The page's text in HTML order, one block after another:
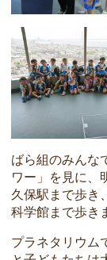
ばら組のみんな
ワー」を見に、
久保駅まで歩き
科学館まで歩き
プラネタリウム